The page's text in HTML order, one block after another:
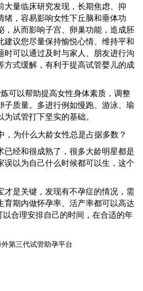
大量临床研究发现，长期焦虑、抑
绪，容易影响女性下丘脑和垂体功
，从而影响子宫、卵巢功能，造成胚
建议您尽量保持愉悦心情、维持平和
时可以通过及时与家人、朋友进行沟
方式缓解，有利于提高试管婴儿的成
可以帮助提高女性身体素质，调整
子质量。多进行例如慢跑、游泳、瑜
试管打下坚实的基础。
已经和很成熟了，很多大龄明星都是
误以为自己什么时候都可以生，这个
才是关键，发现有不孕症的情况，需
育期内做怀孕率、活产率都可以高达
以合理安排自己的时间，在合适的年